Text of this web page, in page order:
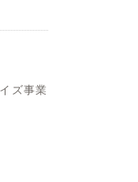
ズ事業